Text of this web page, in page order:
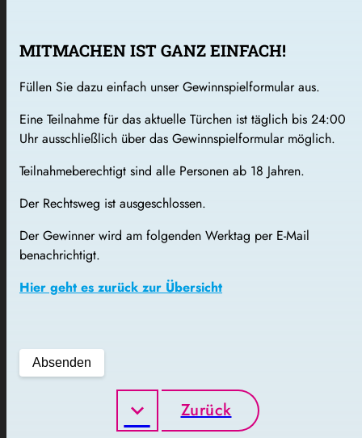
MITMACHEN IST GANZ EINFACH!
Füllen Sie dazu einfach unser Gewinnspielformular aus.
Eine Teilnahme für das aktuelle Türchen ist täglich bis 24:00
Uhr ausschließlich über das Gewinnspielformular möglich.
Teilnahmeberechtigt sind alle Personen ab 18 Jahren.
Der Rechtsweg ist ausgeschlossen.
Der Gewinner wird am folgenden Werktag per E-Mail
benachrichtigt.
Hier geht es zurück zur Übersicht
Zurück